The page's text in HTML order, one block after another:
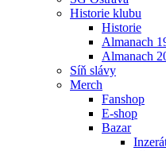
Historie klubu
Historie
Almanach
Almanach
Síň slávy
Merch
Fanshop
E-shop
Bazar